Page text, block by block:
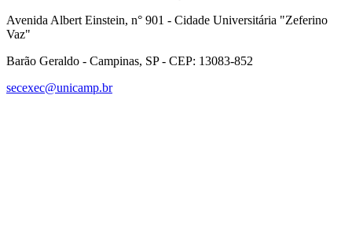
Avenida Albert Einstein, n° 901 - Cidade Universitária "Zeferino
Vaz"
Barão Geraldo - Campinas, SP - CEP: 13083-852
secexec@unicamp.br